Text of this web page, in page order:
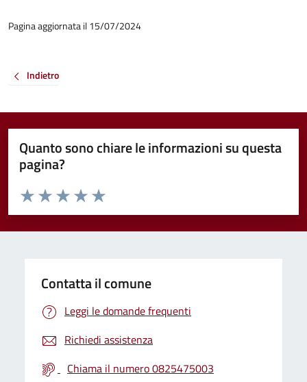
Pagina aggiornata il 15/07/2024
Indietro
Quanto sono chiare le informazioni su questa
pagina?
Valuta da 1 a 5 stelle la pagina
Valuta 5 stelle su 5
Valuta 4 stelle su 5
Valuta 3 stelle su 5
Valuta 2 stelle su 5
Valuta 1 stelle su 5
Contatta il comune
Leggi le domande frequenti
Richiedi assistenza
Chiama il numero 0825475003